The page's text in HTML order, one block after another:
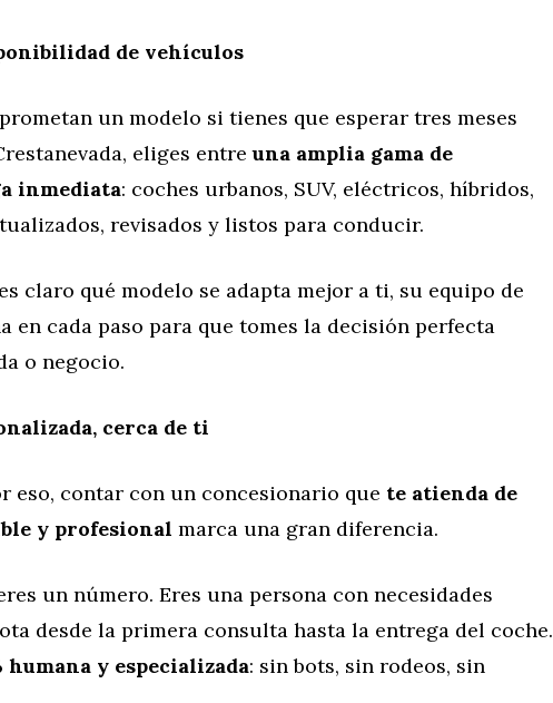
de vehículos
un modelo si tienes que esperar tres meses
eliges entreuna amplia gama de
inmediata: coches urbanos, SUV, eléctricos, híbridos,
revisados y listos para conducir.
claro qué modelo se adapta mejor a ti, su equipo de
en cada paso para que tomes la decisión perfecta
o negocio.
cerca de ti
eso, contar con un concesionario que te atienda de
y profesional marca una gran diferencia.
un número. Eres una persona con necesidades
desde la primera consulta hasta la entrega del coche.
humana y especializada: sin bots, sin rodeos, sin